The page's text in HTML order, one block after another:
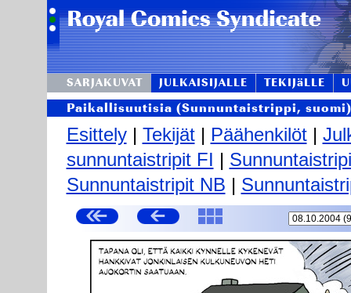
SARJAKUVAT JULKAISIJALLE TEKIJäLLE
Paikallisuutisia (Sunnuntaistrippi, suomi)
Esittely| Tekijät| Päähenkilöt|
sunnuntaistripit FI |
Sunnuntaistripit NB |